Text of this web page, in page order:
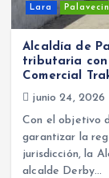
Lara
Alcaldía de
tributaria con
Comercial
junio 24, 2026
Con el objetivo
garantizar la
jurisdicción, la
alcalde Derby…